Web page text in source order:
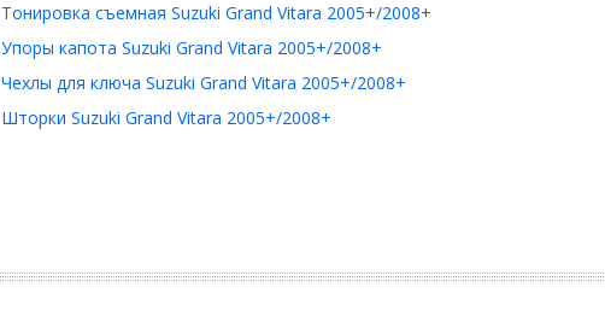
Тонировка съемная Suzuki Grand Vitara 2005+/2008+
Упоры капота Suzuki Grand Vitara 2005+/2008+
Чехлы для ключа Suzuki Grand Vitara 2005+/2008+
Шторки Suzuki Grand Vitara 2005+/2008+